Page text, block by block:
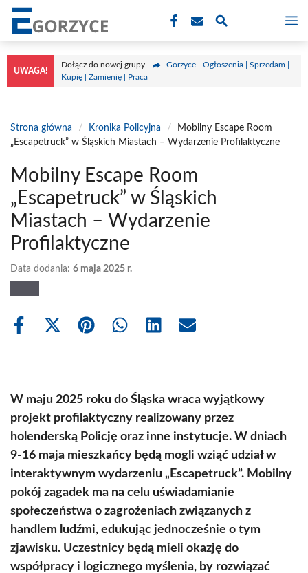
Przejdź
treści
UWAGA!
Dołącz do nowej grupy
Gorzyce - Ogłoszenia | Sprzedam |
Kupię | Zamienię | Praca
Strona główna / Kronika Policyjna /
Mobilny Escape Room
„Escapetruck” w Śląskich Miastach – Wydarzenie Profilaktyczne
Mobilny Escape Room
„Escapetruck” w Śląskich
Miastach – Wydarzenie
Profilaktyczne
Data dodania: 6 maja 2025 r.
Share
Share
(Twitter)
Share Share Share Share
W maju 2025 roku do Śląska wraca wyjątkowy
projekt profilaktyczny realizowany przez
holenderską Policję oraz inne instytucje. W dniach
9-16 maja mieszkańcy będą mogli wziąć udział w
interaktywnym wydarzeniu „Escapetruck”. Mobilny
pokój zagadek ma na celu uświadamianie
społeczeństwa o zagrożeniach związanych z
handlem ludźmi, edukując jednocześnie o tym
zjawisku. Uczestnicy będą mieli okazję do
współpracy i logicznego myślenia, by rozwiązać